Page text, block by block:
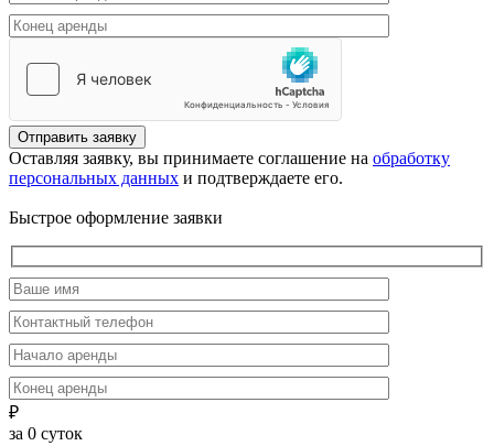
Отправить заявку
Оставляя заявку, вы принимаете соглашение на обработку
персональных данных и подтверждаете его.
Быстрое оформление заявки
₽
за 0 суток